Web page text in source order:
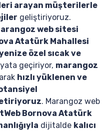
arayan müşterilerle
geliştiriyoruz.
web sitesi
Atatürk Mahallesi
özel sıcak ve
geçiriyor, marangoz
hızlı yüklenen ve
. Marangoz web
Bornova Atatürk
dijitalde kalıcı